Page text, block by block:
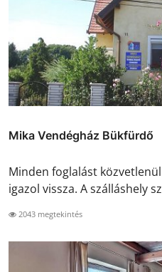
Mika Vendégház Bükfürdő
Minden foglalást
igazol vissza. A szálláshely
2043 megtekintés